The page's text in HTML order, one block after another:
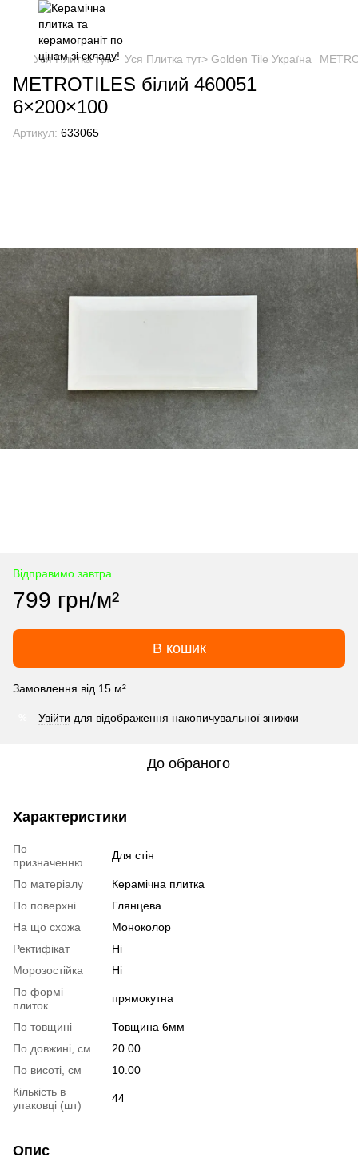
Уся Плитка тут> Уся Плитка тут> Golden Tile Україна
METROTILES білий 460051
6×200×100
Артикул: 633065
Відправимо завтра
799 грн/м²
В кошик
Замовлення від 15 м²
Увійти для відображення накопичувальної знижки
До обраного
Характеристики
По
призначенню
Для стін
По матеріалу
Керамічна плитка
По поверхні
Глянцева
На що схожа
Моноколор
Ректифікат
Ні
Морозостійка
Ні
По формі
плиток
прямокутна
По товщині
Товщина 6мм
По довжині, см
20.00
По висоті, см
10.00
Кількість в
упаковці (шт)
44
Опис